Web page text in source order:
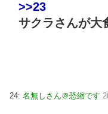
>>23
サクラさんが大
24: 名無しさん＠恐縮です